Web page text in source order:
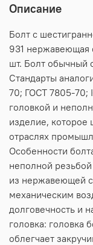
Описание
Болт с
931 нержавеющая
шт. Болт обычный
Стандарты
70; ГОСТ 7805-70;
головкой и
изделие, которое
отраслях
Особенности
неполной
из нержавеющей
механическим
долговечность и
головка: головка
облегчает